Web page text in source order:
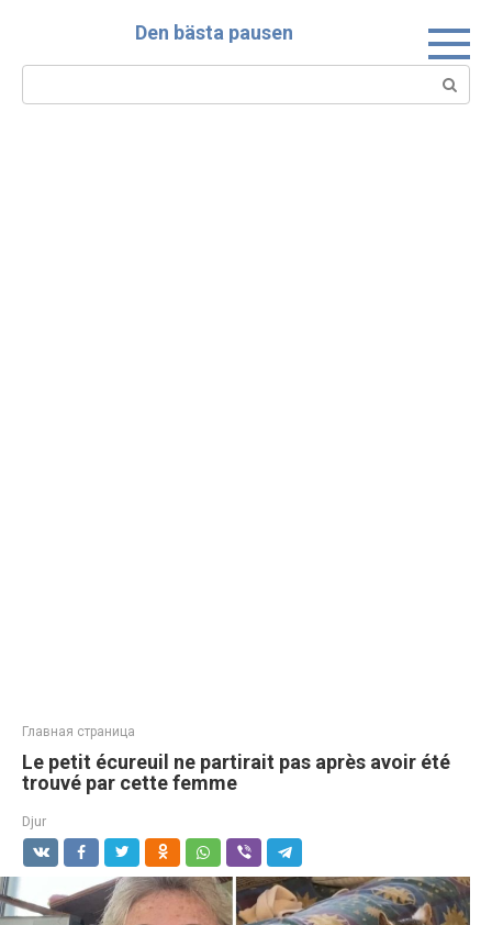
Den bästa pausen
Search:
Главная страница
Le petit écureuil ne partirait pas après avoir été
trouvé par cette femme
Djur